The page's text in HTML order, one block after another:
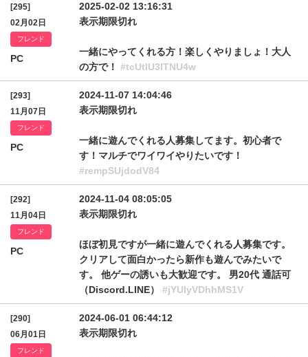
[295]
02月02日
フレンド
PC
2025-02-02 13:16:31
表示期限切れ
一緒にやってくれる方！楽しくやりましょ！大人
の方で！ #tcUtlU3lTNU4w
[293]
11月07日
フレンド
PC
2024-11-07 14:04:46
表示期限切れ
一緒に遊んでくれる人募集してます。初心者で
す！マルチでワイワイやりたいです！
#rempSUjdodV84
[292]
11月04日
フレンド
PC
2024-11-04 08:05:05
表示期限切れ
ほぼ初見ですが一緒に遊んでくれる人募集です。
クリアして面白かったら新作も遊んでみたいで
す。 他ゲーの誘いも大歓迎です。 男20代 通話可
（Discord.LINE） #jYUIyVDhhMS1V
[290]
06月01日
フレンド
2024-06-01 06:44:12
表示期限切れ